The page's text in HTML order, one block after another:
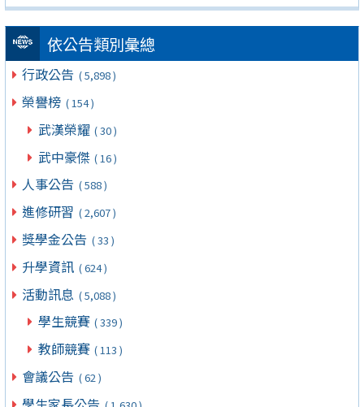
依公告類別彙總
行政公告 ( 5,898 )
榮譽榜 ( 154 )
武漢榮耀 ( 30 )
武中豪傑 ( 16 )
人事公告 ( 588 )
進修研習 ( 2,607 )
獎學金公告 ( 33 )
升學資訊 ( 624 )
活動訊息 ( 5,088 )
學生競賽 ( 339 )
教師競賽 ( 113 )
會議公告 ( 62 )